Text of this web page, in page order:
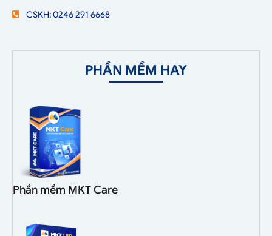
CSKH: 0246 291 6668
PHẦN MỀM HAY
Phần mềm MKT Care